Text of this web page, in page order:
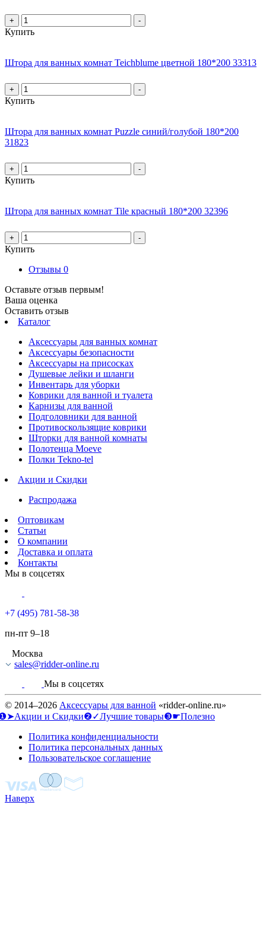
+ -
Купить
Штора для ванных комнат Teichblume цветной 180*200 33313
+ -
Купить
Штора для ванных комнат Puzzle синий/голубой 180*200
31823
+ -
Купить
Штора для ванных комнат Tile красный 180*200 32396
+ -
Купить
Отзывы 0
Оставьте отзыв первым!
Ваша оценка
Оставить отзыв
Каталог
Аксессуары для ванных комнат
Аксессуары безопасности
Аксессуары на присосках
Душевые лейки и шланги
Инвентарь для уборки
Коврики для ванной и туалета
Карнизы для ванной
Подголовники для ванной
Противоскользящие коврики
Шторки для ванной комнаты
Полотенца Moeve
Полки Tekno-tel
Акции и Скидки
Распродажа
Оптовикам
Статьи
О компании
Доставка и оплата
Контакты
Мы в соцсетях
+7 (495) 781-58-38
пн-пт 9–18
Москва
sales@ridder-online.ru
Мы в соцсетях
© 2014–2026 Аксессуары для ванной «ridder-online.ru»
и Скидки❷✓Лучшие товары❸☛Полезно
Политика конфиденциальности
Политика персональных данных
Пользовательское соглашение
Наверх